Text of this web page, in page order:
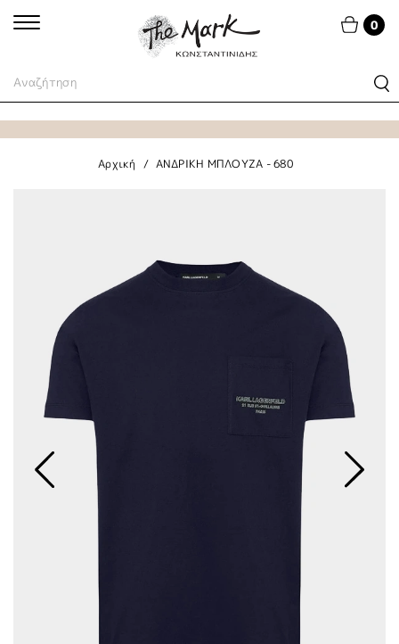
0
Αρχική ΑΝΔΡΙΚΗ ΜΠΛΟΥΖΑ - 680